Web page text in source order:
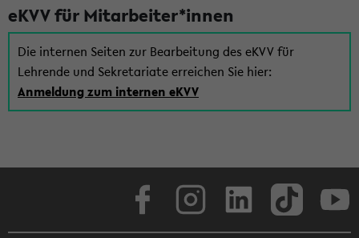
eKVV für Mitarbeiter*innen
Die internen Seiten zur Bearbeitung des eKVV für
Lehrende und Sekretariate erreichen Sie hier:
Anmeldung zum internen eKVV